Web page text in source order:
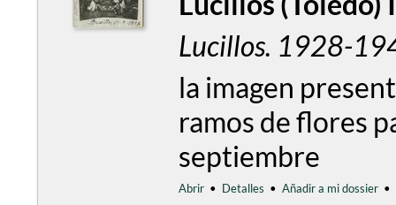
Lucillos. 1928-
la imagen
ramos de flores
septiembre
Abrir • Detalles • Añadir a mi dossier •